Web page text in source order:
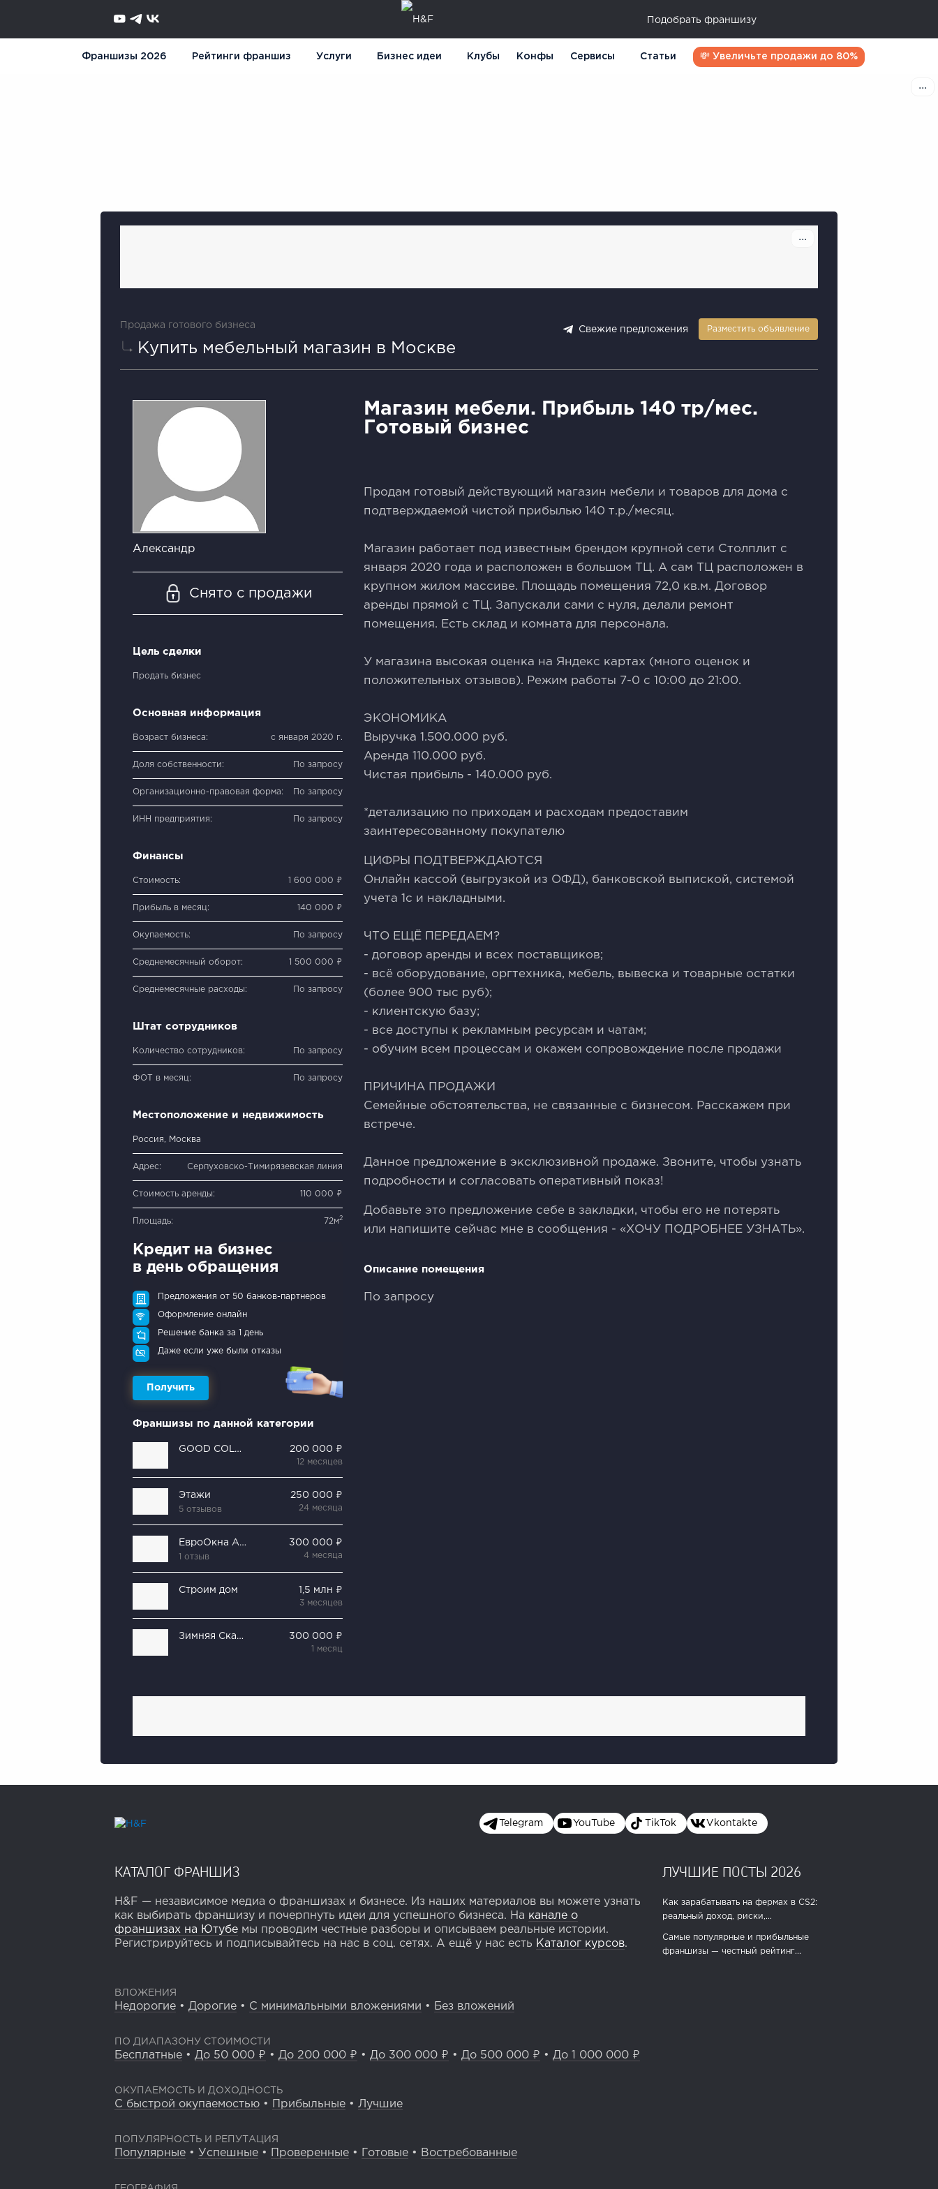
Подобрать франшизу
Франшизы 2026 Рейтинги франшиз Услуги Бизнес идеи Клубы Конфы Сервисы Статьи 💸 Увеличьте продажи до 80%
Продажа готового бизнеса
Купить мебельный магазин в Москве
Свежие предложения Разместить объявление
Александр
Снято с продажи
Цель сделки
Продать бизнес
Основная информация
Возраст бизнеса: с января 2020 г.
Доля собственности: По запросу
Организационно-правовая форма: По запросу
ИНН предприятия: По запросу
Финансы
Стоимость: 1 600 000 ₽
Прибыль в месяц: 140 000 ₽
Окупаемость: По запросу
Среднемесячный оборот: 1 500 000 ₽
Среднемесячные расходы: По запросу
Штат сотрудников
Количество сотрудников: По запросу
ФОТ в месяц: По запросу
Местоположение и недвижимость
Россия, Москва
Адрес: Серпуховско-Тимирязевская линия
Стоимость аренды: 110 000 ₽
Площадь: 72м2
Кредит на бизнес
в день обращения
Предложения от 50 банков-партнеров
Оформление онлайн
Решение банка за 1 день
Даже если уже были отказы
Получить
Франшизы по данной категории
GOOD COLOR 200 000 ₽
12 месяцев
Этажи
5 отзывов
250 000 ₽
24 месяца
ЕвроОкна Artmax
1 отзыв
300 000 ₽
4 месяца
Строим дом 1,5 млн ₽
3 месяцев
Зимняя Сказка 300 000 ₽
1 месяц
Магазин мебели. Прибыль 140 тр/мес.
Готовый бизнес
Продам готовый действующий магазин мебели и товаров для дома с
подтверждаемой чистой прибылью 140 т.р./месяц.
Магазин работает под известным брендом крупной сети Столплит с
января 2020 года и расположен в большом ТЦ. А сам ТЦ расположен в
крупном жилом массиве. Площадь помещения 72,0 кв.м. Договор
аренды прямой с ТЦ. Запускали сами с нуля, делали ремонт
помещения. Есть склад и комната для персонала.
У магазина высокая оценка на Яндекс картах (много оценок и
положительных отзывов). Режим работы 7-0 с 10:00 до 21:00.
ЭКОНОМИКА
Выручка 1.500.000 руб.
Аренда 110.000 руб.
Чистая прибыль - 140.000 руб.
*детализацию по приходам и расходам предоставим
заинтересованному покупателю
ЦИФРЫ ПОДТВЕРЖДАЮТСЯ
Онлайн кассой (выгрузкой из ОФД), банковской выпиской, системой
учета 1с и накладными.
ЧТО ЕЩЁ ПЕРЕДАЕМ?
- договор аренды и всех поставщиков;
- всё оборудование, оргтехника, мебель, вывеска и товарные остатки
(более 900 тыс руб);
- клиентскую базу;
- все доступы к рекламным ресурсам и чатам;
- обучим всем процессам и окажем сопровождение после продажи
ПРИЧИНА ПРОДАЖИ
Семейные обстоятельства, не связанные с бизнесом. Расскажем при
встрече.
Данное предложение в эксклюзивной продаже. Звоните, чтобы узнать
подробности и согласовать оперативный показ!
Добавьте это предложение себе в закладки, чтобы его не потерять
или напишите сейчас мне в сообщения - «ХОЧУ ПОДРОБНЕЕ УЗНАТЬ».
Описание помещения
По запросу
Telegram YouTube TikTok Vkontakte
КАТАЛОГ ФРАНШИЗ
H&F — независимое медиа о франшизах и бизнесе. Из наших материалов вы можете узнать
как выбирать франшизу и почерпнуть идеи для успешного бизнеса. На канале о
франшизах на Ютубе мы проводим честные разборы и описываем реальные истории.
Регистрируйтесь и подписывайтесь на нас в соц. сетях. А ещё у нас есть Каталог курсов.
ЛУЧШИЕ ПОСТЫ 2026
Как зарабатывать на фермах в CS2:
реальный доход, риски,...
Самые популярные и прибыльные
франшизы — честный рейтинг...
ВЛОЖЕНИЯ
Недорогие • Дорогие • С минимальными вложениями • Без вложений
ПО ДИАПАЗОНУ СТОИМОСТИ
Бесплатные • До 50 000 ₽ • До 200 000 ₽ • До 300 000 ₽ • До 500 000 ₽ • До 1 000 000 ₽
ОКУПАЕМОСТЬ И ДОХОДНОСТЬ
С быстрой окупаемостью • Прибыльные • Лучшие
ПОПУЛЯРНОСТЬ И РЕПУТАЦИЯ
Популярные • Успешные • Проверенные • Готовые • Востребованные